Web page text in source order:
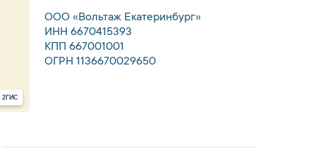
ООО «Вольтаж Екатеринбург»
ИНН 6670415393
КПП 667001001
ОГРН 1136670029650